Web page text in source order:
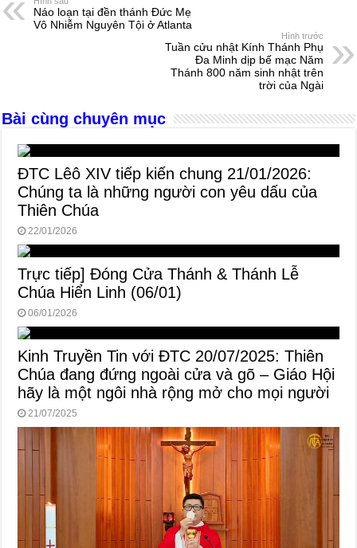
b
n
A
d
s
Náo loạn tại đền thánh Đức Mẹ
Vô Nhiễm Nguyên Tội ở Atlanta
Hình trước
Tuần cửu nhật Kính Thánh Phụ
Đa Minh dịp bế mạc Năm
Thánh 800 năm sinh nhật trên
trời của Ngài
Bài cùng chuyên mục
ĐTC Lêô XIV tiếp kiến chung 21/01/2026:
Chúng ta là những người con yêu dấu của
Thiên Chúa
22/01/2026
Trực tiếp] Đóng Cửa Thánh & Thánh Lễ
Chúa Hiển Linh (06/01)
06/01/2026
Kinh Truyền Tin với ĐTC 20/07/2025: Thiên
Chúa đang đứng ngoài cửa và gõ – Giáo Hội
hãy là một ngôi nhà rộng mở cho mọi người
21/07/2025